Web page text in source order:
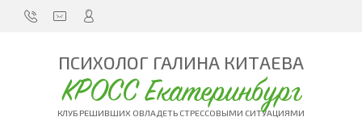
ПСИХОЛОГ ГАЛИНА КИТАЕВА
КРОСС Екатеринбург
КЛУБ РЕШИВШИХ ОВЛАДЕТЬ СТРЕССОВЫМИ СИТУАЦИЯМИ